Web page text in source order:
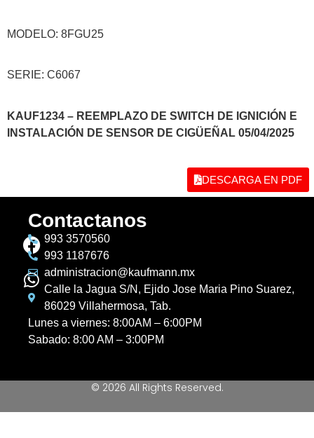
MODELO: 8FGU25
SERIE: C6067
KAUF1234 – REEMPLAZO DE SWITCH DE IGNICIÓN E
INSTALACIÓN DE SENSOR DE CIGÜEÑAL 05/04/2025
DESCARGA EN PDF
Contactanos
993 3570560
993 1187676
administracion@kaufmann.mx
Calle la Jagua S/N, Ejido Jose Maria Pino Suarez,
86029 Villahermosa, Tab.
Lunes a viernes: 8:00AM – 6:00PM
Sabado: 8:00 AM – 3:00PM
© 2026 All Rights Reserved.